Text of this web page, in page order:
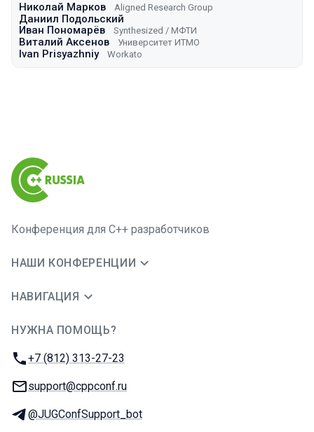
Николай Марков Aligned Research Group
Даниил Подольский
Иван Пономарёв
Synthesized / МФТИ
Виталий Аксенов Университет ИТМО
Ivan Prisyazhniy Workato
Конференция для C++ разработчиков
НАШИ КОНФЕРЕНЦИИ
НАВИГАЦИЯ
НУЖНА ПОМОЩЬ?
Телефон:
+7 (812) 313-27-23
E-mail:
support@cppconf.ru
Телеграм:
@JUGConfSupport_bot